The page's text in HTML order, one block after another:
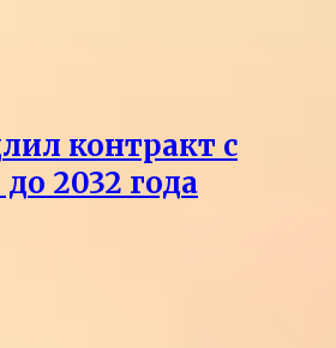
контракт с
2032 года